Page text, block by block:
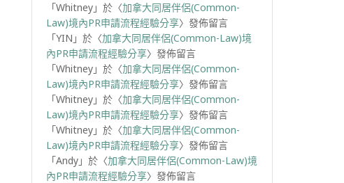
「Whitney 」於〈加拿大同居伴侶(Common-
Law)境內PR申請流程經驗分享〉發佈留言
「YIN 」於〈加拿大同居伴侶(Common-Law)境
內PR申請流程經驗分享〉發佈留言
「Whitney 」於〈加拿大同居伴侶(Common-
Law)境內PR申請流程經驗分享〉發佈留言
「Whitney 」於〈加拿大同居伴侶(Common-
Law)境內PR申請流程經驗分享〉發佈留言
「Whitney 」於〈加拿大同居伴侶(Common-
Law)境內PR申請流程經驗分享〉發佈留言
「Andy 」於〈加拿大同居伴侶(Common-Law)境
內PR申請流程經驗分享〉發佈留言